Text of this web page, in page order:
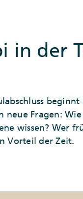
in der
neue Fragen:
wissen? Wer
Vorteil der Zeit.